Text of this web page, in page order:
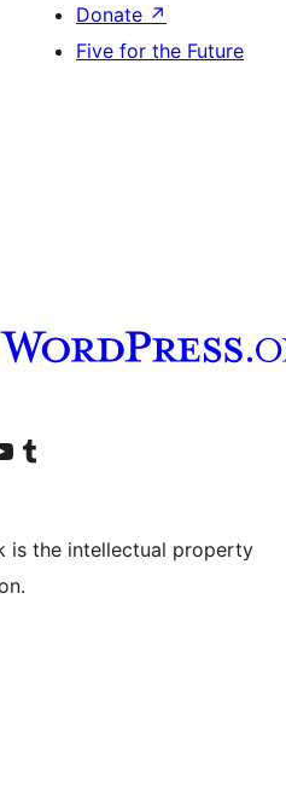
Donate ↗
Five for the Future
LinkedIn
account
YouTube channel
Visit our Tumblr account
is the intellectual property